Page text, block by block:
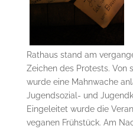
Rathaus stand am
Zeichen des Protests. Von
wurde eine Mahnwache
Jugendsozial- und
Eingeleitet wurde die
veganen Frühstück. Am